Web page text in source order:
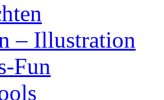
– Illustration
Fun